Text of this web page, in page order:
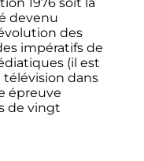
devenu
des
impératifs de
(il est
dans
épreuve
de vingt